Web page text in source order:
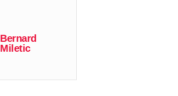
Bernard
Miletic